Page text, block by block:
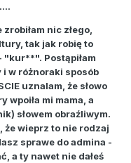
nic złego,
tak jak robię to
"kur**". Postąpiłam
i w różnoraki sposób
uznalam, że słowo
wpoiła mi mama, a
słowem obraźliwym.
że wieprz to nie rodzaj
sprawe do admina -
a ty nawet nie dałeś